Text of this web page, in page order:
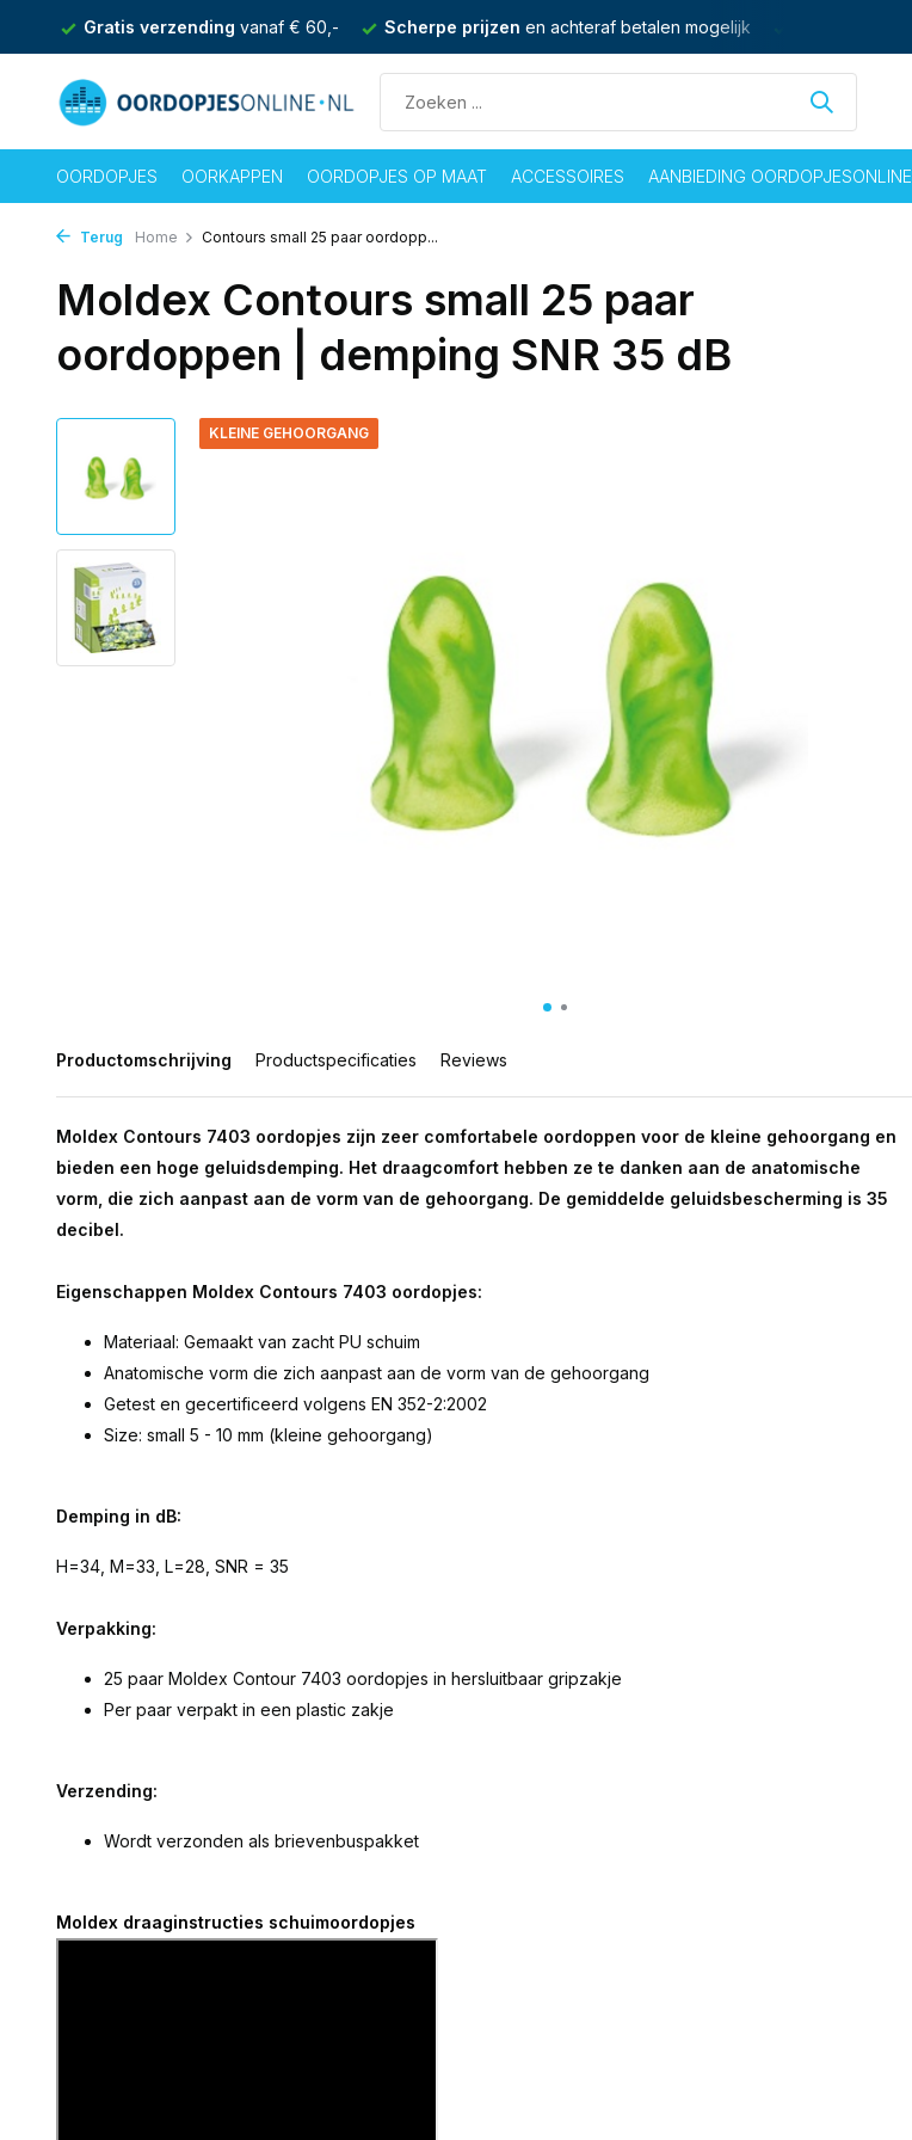
Scherpe prijzenen achteraf betalen mogelijk Ma - vrij voor 16:00 besteld,zelfde dag
OORDOPJES OORKAPPEN OORDOPJES OP MAAT ACCESSOIRES AANBIEDING OORDOPJESONLINE
Terug Home Contours small 25 paar oordopp...
Moldex Contours small 25 paar
oordoppen | demping SNR 35 dB
KLEINE GEHOORGANG
Productomschrijving Productspecificaties Reviews
Moldex Contours 7403 oordopjes zijn zeer comfortabele oordoppen voor de kleine gehoorgang en
bieden een hoge geluidsdemping. Het draagcomfort hebben ze te danken aan de anatomische
vorm, die zich aanpast aan de vorm van de gehoorgang. De gemiddelde geluidsbescherming is 35
decibel.
Eigenschappen Moldex Contours 7403 oordopjes:
Materiaal: Gemaakt van zacht PU schuim
Anatomische vorm die zich aanpast aan de vorm van de gehoorgang
Getest en gecertificeerd volgens EN 352-2:2002
Size: small 5 - 10 mm (kleine gehoorgang)
Demping in dB:
H=34, M=33, L=28, SNR = 35
Verpakking:
25 paar Moldex Contour 7403 oordopjes in hersluitbaar gripzakje
Per paar verpakt in een plastic zakje
Verzending:
Wordt verzonden als brievenbuspakket
Moldex draaginstructies schuimoordopjes